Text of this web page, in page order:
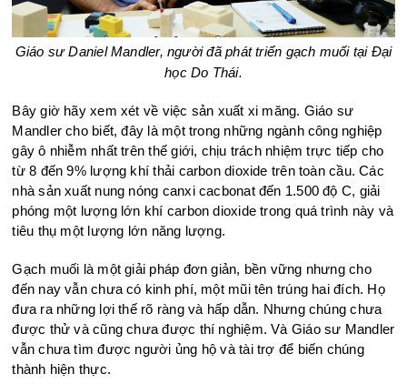
Giáo sư Daniel Mandler, người đã phát triển gạch muối tại Đại
học Do Thái.
Bây giờ hãy xem xét về việc sản xuất xi măng. Giáo sư
Mandler cho biết, đây là một trong những ngành công nghiệp
gây ô nhiễm nhất trên thế giới, chịu trách nhiệm trực tiếp cho
từ 8 đến 9% lượng khí thải carbon dioxide trên toàn cầu. Các
nhà sản xuất nung nóng canxi cacbonat đến 1.500 độ C, giải
phóng một lượng lớn khí carbon dioxide trong quá trình này và
tiêu thụ một lượng lớn năng lượng.
Gạch muối là một giải pháp đơn giản, bền vững nhưng cho
đến nay vẫn chưa có kinh phí, một mũi tên trúng hai đích. Họ
đưa ra những lợi thế rõ ràng và hấp dẫn. Nhưng chúng chưa
được thử và cũng chưa được thí nghiệm. Và Giáo sư Mandler
vẫn chưa tìm được người ủng hộ và tài trợ để biến chúng
thành hiện thực.